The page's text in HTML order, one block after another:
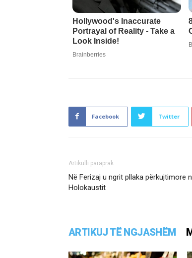
Facebook Twitter
Artikulli paraprak
Në Ferizaj u ngrit pllaka përkujtimore
Holokaustit
ARTIKUJ TË NGJASHËM